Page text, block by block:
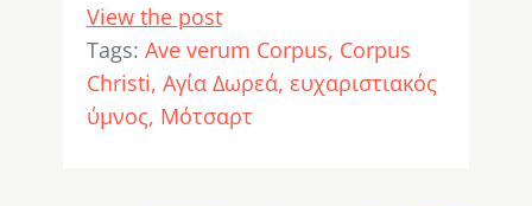
View the post
Tags: Ave verum Corpus Corpus
Christi Αγία Δωρεά ευχαριστιακός
ύμνος Μότσαρτ